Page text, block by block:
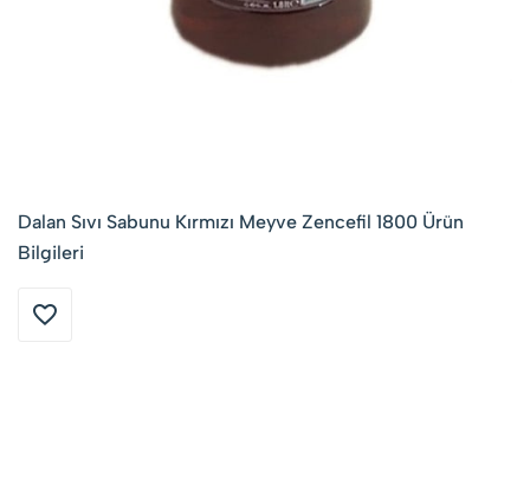
Dalan Sıvı Sabunu Kırmızı Meyve Zencefil 1800 Ürün
Bilgileri